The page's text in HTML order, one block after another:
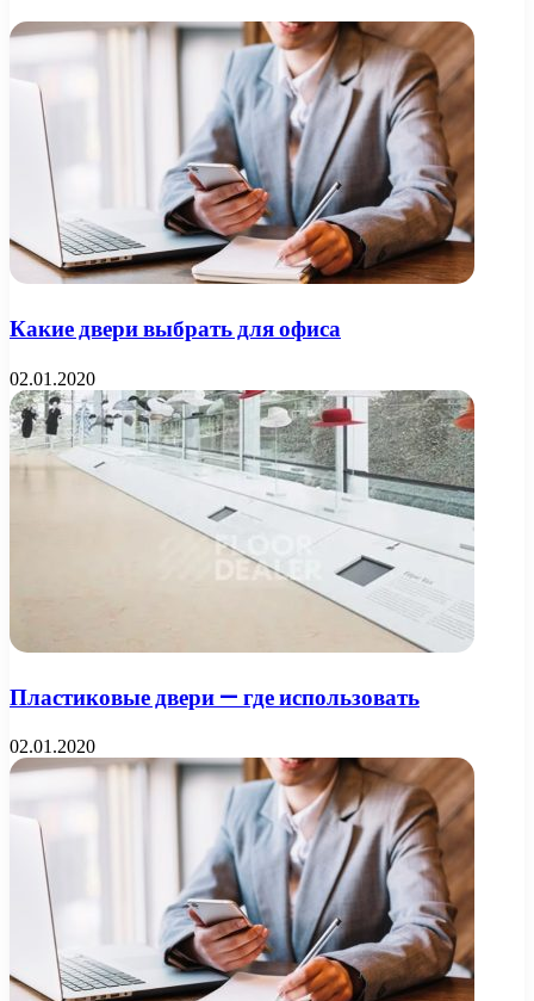
Какие двери выбрать для офиса
02.01.2020
Пластиковые двери — где использовать
02.01.2020